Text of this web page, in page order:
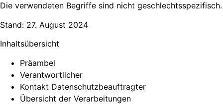
Die verwendeten Begriffe sind nicht geschlechtsspezifisch.
Stand: 27. August 2024
Inhaltsübersicht
Präambel
Verantwortlicher
Kontakt Datenschutzbeauftragter
Übersicht der Verarbeitungen